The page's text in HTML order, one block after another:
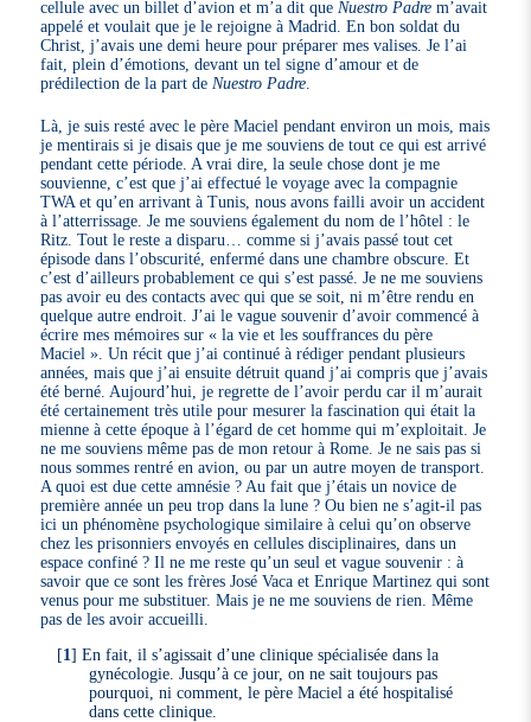
cellule avec un billet d’avion et m’a dit que Nuestro Padre m’avait
appelé et voulait que je le rejoigne à Madrid. En bon soldat du
Christ, j’avais une demi heure pour préparer mes valises. Je l’ai
fait, plein d’émotions, devant un tel signe d’amour et de
prédilection de la part de Nuestro Padre
Là, je suis resté avec le père Maciel pendant environ un mois, mais
je mentirais si je disais que je me souviens de tout ce qui est arrivé
pendant cette période. A vrai dire, la seule chose dont je me
souvienne, c’est que j’ai effectué le voyage avec la compagnie
TWA et qu’en arrivant à Tunis, nous avons failli avoir un accident
à l’atterrissage. Je me souviens également du nom de l’hôtel : le
Ritz. Tout le reste a disparu… comme si j’avais passé tout cet
épisode dans l’obscurité, enfermé dans une chambre obscure. Et
c’est d’ailleurs probablement ce qui s’est passé. Je ne me souviens
pas avoir eu des contacts avec qui que se soit, ni m’être rendu en
quelque autre endroit. J’ai le vague souvenir d’avoir commencé à
écrire mes mémoires sur « la vie et les souffrances du père
Maciel ». Un récit que j’ai continué à rédiger pendant plusieurs
années, mais que j’ai ensuite détruit quand j’ai compris que j’avais
été berné. Aujourd’hui, je regrette de l’avoir perdu car il m’aurait
été certainement très utile pour mesurer la fascination qui était la
mienne à cette époque à l’égard de cet homme qui m’exploitait. Je
ne me souviens même pas de mon retour à Rome. Je ne sais pas si
nous sommes rentré en avion, ou par un autre moyen de transport.
A quoi est due cette amnésie ? Au fait que j’étais un novice de
première année un peu trop dans la lune ? Ou bien ne s’agit-il pas
ici un phénomène psychologique similaire à celui qu’on observe
chez les prisonniers envoyés en cellules disciplinaires, dans un
espace confiné ? Il ne me reste qu’un seul et vague souvenir : à
savoir que ce sont les frères José Vaca et Enrique Martinez qui sont
venus pour me substituer. Mais je ne me souviens de rien. Même
pas de les avoir accueilli.
[1]En fait, il s’agissait d’une clinique spécialisée dans la
gynécologie. Jusqu’à ce jour, on ne sait toujours pas
pourquoi, ni comment, le père Maciel a été hospitalisé
dans cette clinique.